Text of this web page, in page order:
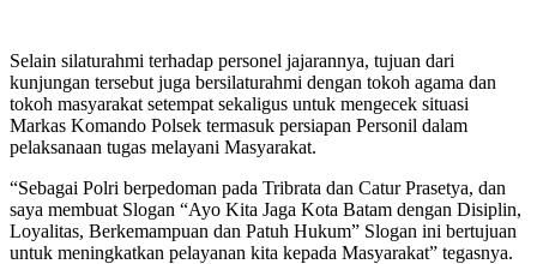
Selain silaturahmi terhadap personel jajarannya, tujuan dari
kunjungan tersebut juga bersilaturahmi dengan tokoh agama dan
tokoh masyarakat setempat sekaligus untuk mengecek situasi
Markas Komando Polsek termasuk persiapan Personil dalam
pelaksanaan tugas melayani Masyarakat.
“Sebagai Polri berpedoman pada Tribrata dan Catur Prasetya, dan
saya membuat Slogan “Ayo Kita Jaga Kota Batam dengan Disiplin,
Loyalitas, Berkemampuan dan Patuh Hukum” Slogan ini bertujuan
untuk meningkatkan pelayanan kita kepada Masyarakat” tegasnya.